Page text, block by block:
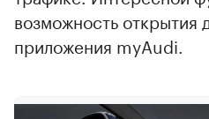
возможность
приложения myAudi.